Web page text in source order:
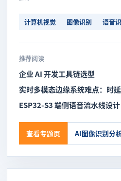
计算机视觉 图像识别 语音
推荐阅读
企业 AI 开发工具链选型
实时多模态边缘系统难点：时
ESP32-S3 端侧语音流水线设计
查看专题页 AI图像识别分